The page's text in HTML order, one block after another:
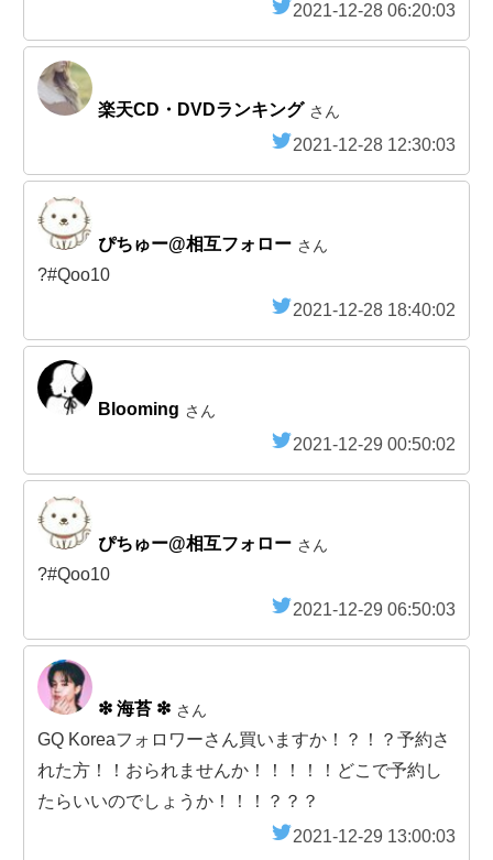
2021-12-28 06:20:03
楽天CD・DVDランキング さん
2021-12-28 12:30:03
ぴちゅー@相互フォロー さん
?#Qoo10
2021-12-28 18:40:02
Blooming さん
2021-12-29 00:50:02
ぴちゅー@相互フォロー さん
?#Qoo10
2021-12-29 06:50:03
‎❇︎ 海苔 ❇︎ さん
GQ Koreaフォロワーさん買いますか！？！？予約さ
れた方！！おられませんか！！！！！どこで予約し
たらいいのでしょうか！！！？？？
2021-12-29 13:00:03